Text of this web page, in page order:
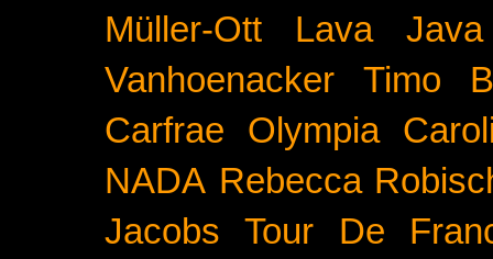
Müller-Ott
Lava Java
Vanhoenacker
Timo
Carfrae
Olympia
NADA Rebecca
Jacobs
Tour De